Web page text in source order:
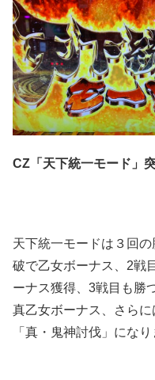
CZ「天下統一モード」
天下統一モードは３回
破で乙女ボーナス、2戦
ーナス獲得、3戦目も勝
真乙女ボーナス、さら
「真・鬼神討伐」になり